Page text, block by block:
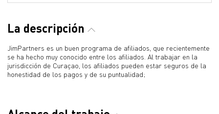
La descripción
JimPartners es un buen programa de afiliados, que recientemente
se ha hecho muy conocido entre los afiliados. Al trabajar en la
jurisdicción de Curaçao, los afiliados pueden estar seguros de la
honestidad de los pagos y de su puntualidad;